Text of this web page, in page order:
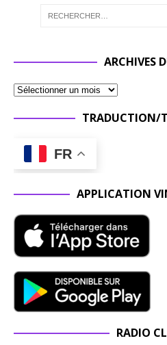
ARCHIVES
TRADUCTION/
FR
APPLICATION
RADIO